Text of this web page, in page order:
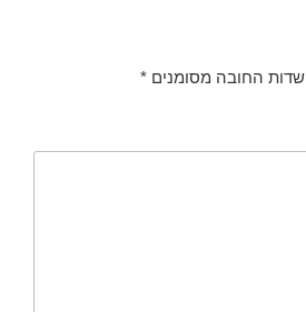
שדות החובה מסומנים *